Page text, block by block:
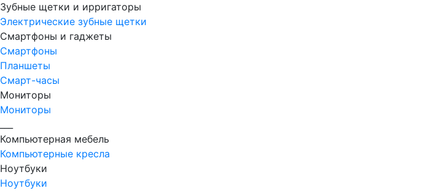
Зубные щетки и ирригаторы
Электрические зубные щетки
Смартфоны и гаджеты
Смартфоны
Планшеты
Смарт-часы
Мониторы
Мониторы
Компьютерная мебель
Компьютерные кресла
Ноутбуки
Ноутбуки